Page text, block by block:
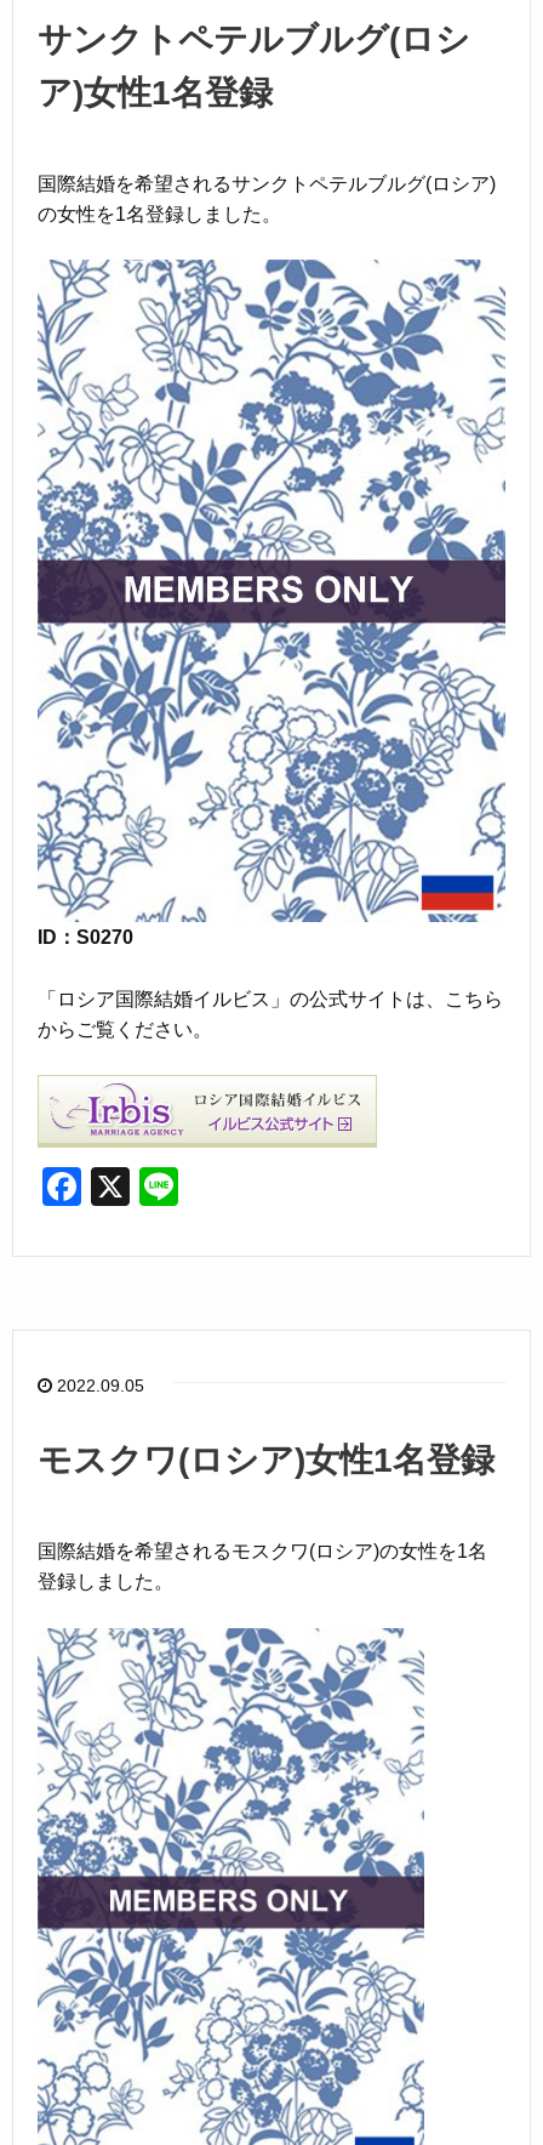
k
サンクトペテルブルグ(ロシ
ア)女性1名登録
国際結婚を希望されるサンクトペテルブルグ(ロシア)
の女性を1名登録しました。
ID：S0270
「ロシア国際結婚イルビス」の公式サイトは、こちら
からご覧ください。
F
c
b
o
k
X
e
2022.09.05
モスクワ(ロシア)女性1名登録
国際結婚を希望されるモスクワ(ロシア)の女性を1名
登録しました。